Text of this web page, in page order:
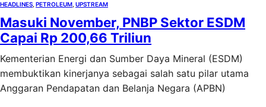
HEADLINES PETROLEUM UPSTREAM
Masuki November, PNBP Sektor ESDM
Capai Rp 200,66 Triliun
Kementerian Energi dan Sumber Daya Mineral (ESDM)
membuktikan kinerjanya sebagai salah satu pilar utama
Anggaran Pendapatan dan Belanja Negara (APBN)